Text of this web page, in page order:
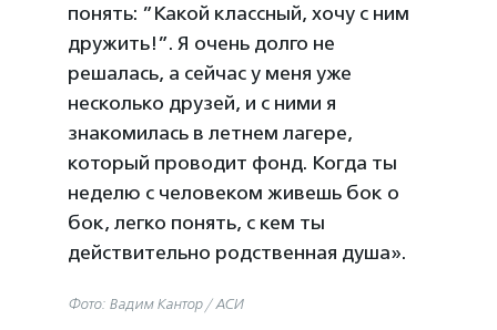
понять: ”Какой классный, хочу с ним
дружить!”. Я очень долго не
решалась, а сейчас у меня уже
несколько друзей, и с ними я
знакомилась в летнем лагере,
который проводит фонд. Когда ты
неделю с человеком живешь бок о
бок, легко понять, с кем ты
действительно родственная душа».
Фото: Вадим Кантор / АСИ